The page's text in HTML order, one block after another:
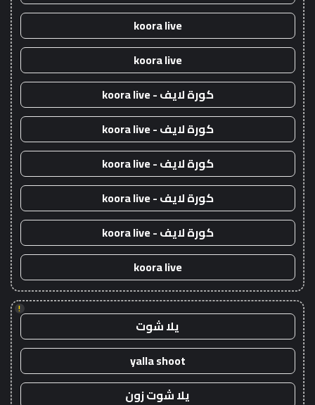
koora live
koora live
كورة لايف - koora live
كورة لايف - koora live
كورة لايف - koora live
كورة لايف - koora live
كورة لايف - koora live
koora live
!
يلا شوت
yalla shoot
يلا شوت زون